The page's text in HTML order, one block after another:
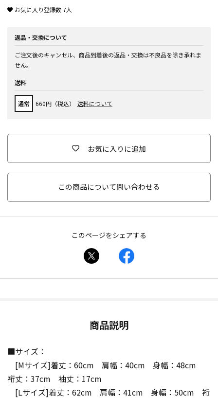
お気に入り登録数 7人
返品・交換について
ご注文後のキャンセル、商品到着後の返品・交換は不良品を除き承れま
せん。
送料
通常 660円（税込） 送料について
お気に入りに追加
この商品について問い合わせる
このページをシェアする
商品説明
■サイズ：
[Mサイズ]着丈：60cm 肩幅：40cm 身幅：48cm
裄丈：37cm 袖丈：17cm
[Lサイズ]着丈：62cm 肩幅：41cm 身幅：50cm 裄